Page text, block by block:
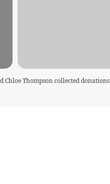
Chloe Thompson collected donations